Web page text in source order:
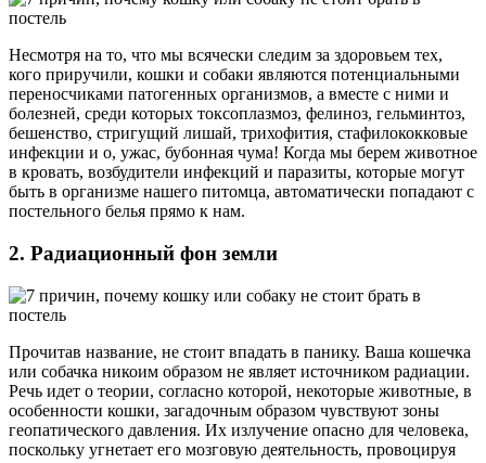
Несмотря на то, что мы всячески следим за здоровьем тех,
кого приручили, кошки и собаки являются потенциальными
переносчиками патогенных организмов, а вместе с ними и
болезней, среди которых токсоплазмоз, фелиноз, гельминтоз,
бешенство, стригущий лишай, трихофития, стафилококковые
инфекции и о, ужас, бубонная чума! Когда мы берем животное
в кровать, возбудители инфекций и паразиты, которые могут
быть в организме нашего питомца, автоматически попадают с
постельного белья прямо к нам.
2. Радиационный фон земли
Прочитав название, не стоит впадать в панику. Ваша кошечка
или собачка никоим образом не являет источником радиации.
Речь идет о теории, согласно которой, некоторые животные, в
особенности кошки, загадочным образом чувствуют зоны
геопатического давления. Их излучение опасно для человека,
поскольку угнетает его мозговую деятельность, провоцируя